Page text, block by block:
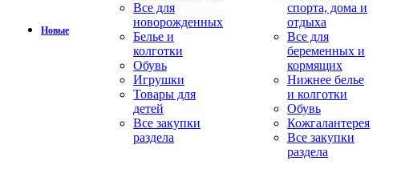
Новые
Все для
новорожденных
Белье и
колготки
Обувь
Игрушки
Товары для
детей
Все закупки
раздела
спорта, дома и
отдыха
Все для
беременных и
кормящих
Нижнее белье
и колготки
Обувь
Кожгалантерея
Все закупки
раздела